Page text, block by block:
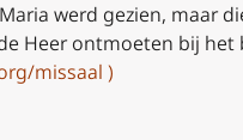
werd gezien, maar
Heer ontmoeten bij
missaal )